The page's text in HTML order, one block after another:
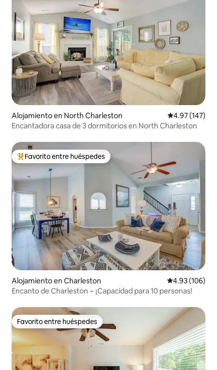
Alojamiento en North Charleston Calificación
4.97 (147)
Encantadora casa de 3 dormitorios en North Charleston
Favorito entre huéspedes preferido
Favorito entre huéspedes
Alojamiento en Charleston Calificación
4.93 (106)
Encanto de Charleston ~ ¡Capacidad para 10 personas!
Favorito entre huéspedes
Favorito entre huéspedes